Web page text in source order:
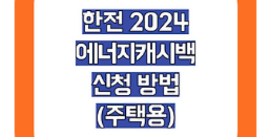
면 5월부터 6월까지 이용하신 대중교통비에 대해 지원받을 수 있..